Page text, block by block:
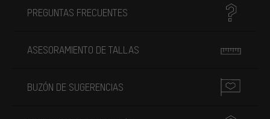
PREGUNTAS FRECUENTES
ASESORAMIENTO DE TALLAS
BUZÓN DE SUGERENCIAS